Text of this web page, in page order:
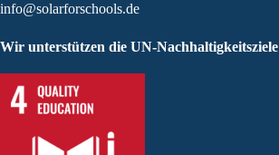
info@solarforschools.de
Wir unterstützen die UN-Nachhaltigkeitsziele